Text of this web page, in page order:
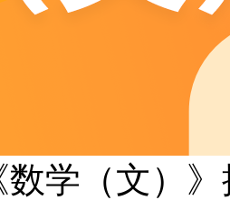
数学（文）